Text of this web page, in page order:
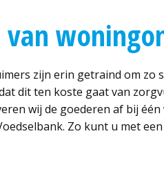
van
zijn erin getraind om zo
dit ten koste gaat van
wij de goederen af bij
Zo kunt u met